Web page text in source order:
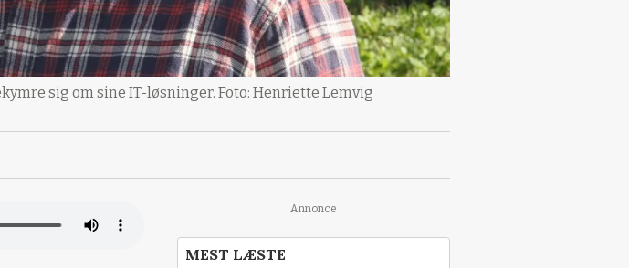
sig om sine IT-løsninger. Foto: Henriette Lemvig
Annonce
MEST LÆSTE